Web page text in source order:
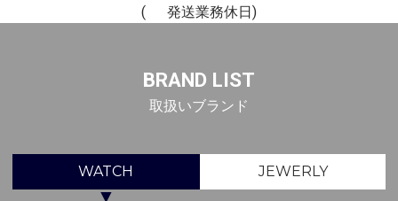
(
発送業務休日)
BRAND LIST
取扱いブランド
WATCH JEWERLY
▼